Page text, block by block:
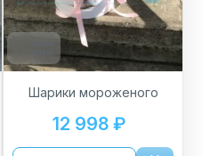
40см
Шарики мороженого
12 998 ₽